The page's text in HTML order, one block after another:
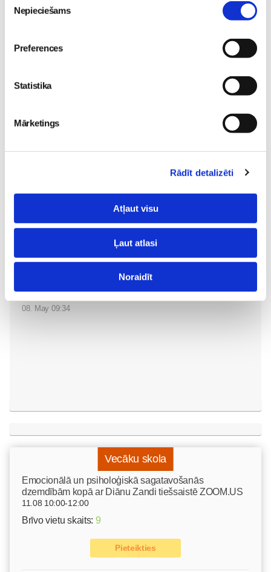
izvēle
Nepieciešams
Preferences
Statistika
Mārketings
Rādīt detalizēti
Atļaut visu
Ļaut atlasi
Noraidīt
Epidurālā anestēzija
pasaulē Jūrmalas
09. Jul 09:55
tievēšanas” modes risks:
straujš svara zudums var
izraisīt neauglību
Gaidības
08. May 09:34
Vecāku skola
Emocionālā un psiholoģiskā sagatavošanās
dzemdībām kopā ar Diānu Zandi tiešsaistē ZOOM.US
11.08 10:00-12:00
Brīvo vietu skaits: 9
Pieteikties